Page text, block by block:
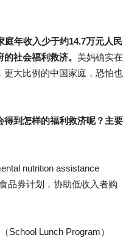
庭年收入少于约14.7万元人民
社会福利救济。 美妈确实在
大比例的中国家庭，恐怕也
到怎样的福利救济呢？ 主要
nutrition assistance
品券计划，协助低收入者购
School Lunch Program）